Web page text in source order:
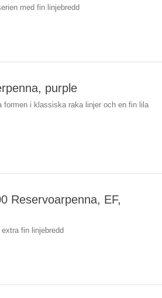
med fin linjebredd
purple
formen i klassiska raka linjer och en fin lila
Reservoarpenna, EF,
fin linjebredd